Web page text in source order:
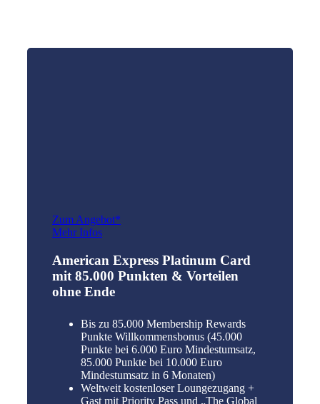
Zum Angebot*
Mehr Infos
American Express Platinum Card
mit 85.000 Punkten & Vorteilen
ohne Ende
Bis zu 85.000 Membership Rewards
Punkte Willkommensbonus (45.000
Punkte bei 6.000 Euro Mindestumsatz,
85.000 Punkte bei 10.000 Euro
Mindestumsatz in 6 Monaten)
Weltweit kostenloser Loungezugang +
Gast mit Priority Pass und „The Global